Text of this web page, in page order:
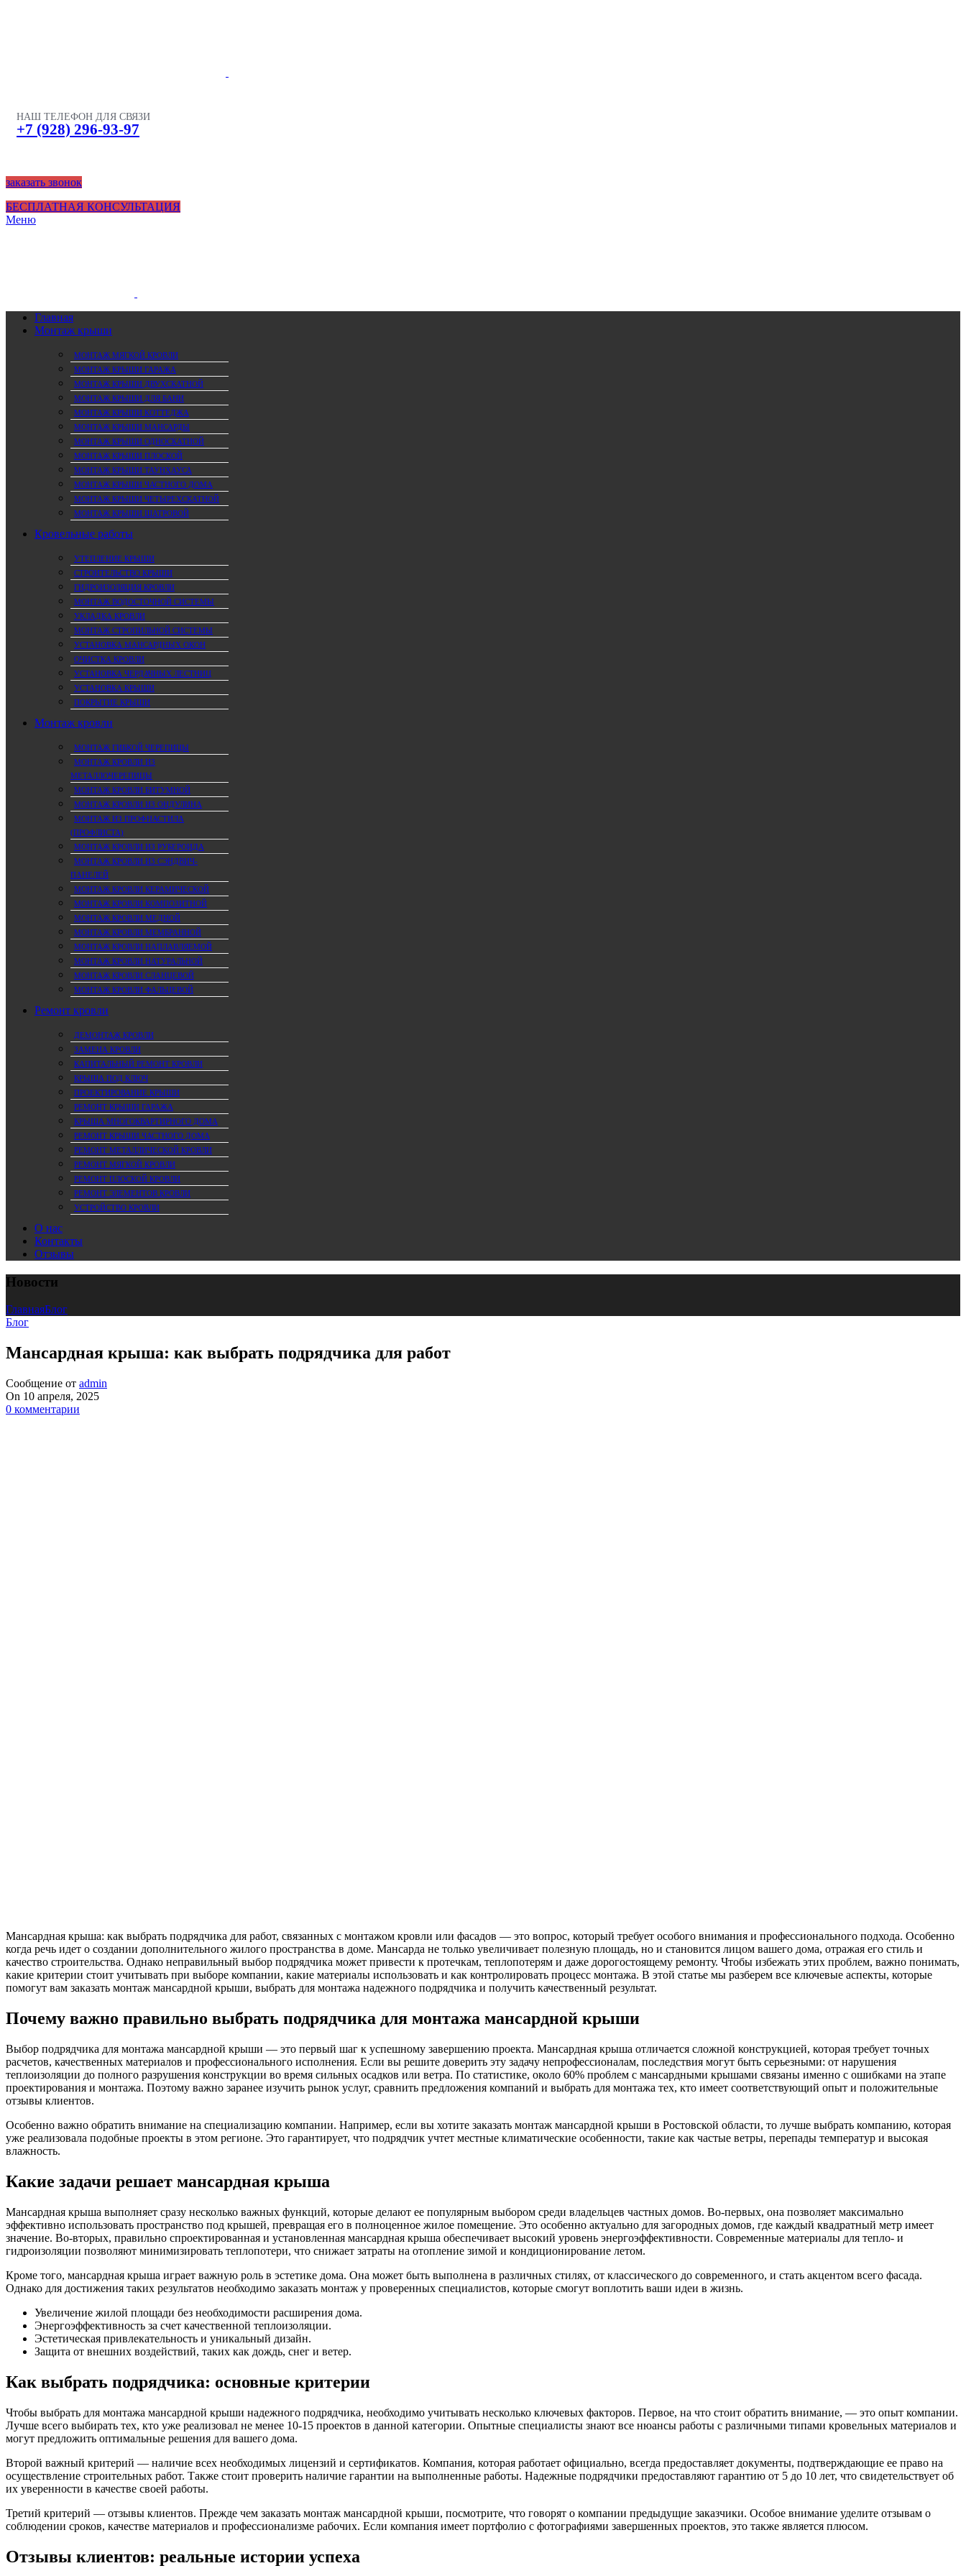
НАШ ТЕЛЕФОН ДЛЯ СВЯЗИ
+7 (928) 296-93-97
заказать звонок
БЕСПЛАТНАЯ КОНСУЛЬТАЦИЯ
Меню
Главная
Монтаж крыши
МОНТАЖ МЯГКОЙ КРОВЛИ
МОНТАЖ КРЫШИ ГАРАЖА
МОНТАЖ КРЫШИ ДВУХСКАТНОЙ
МОНТАЖ КРЫШИ ДЛЯ БАНИ
МОНТАЖ КРЫШИ КОТТЕДЖА
МОНТАЖ КРЫШИ МАНСАРДЫ
МОНТАЖ КРЫШИ ОДНОСКАТНОЙ
МОНТАЖ КРЫШИ ПЛОСКОЙ
МОНТАЖ КРЫШИ ТАУНХАУСА
МОНТАЖ КРЫШИ ЧАСТНОГО ДОМА
МОНТАЖ КРЫШИ ЧЕТЫРЕХСКАТНОЙ
МОНТАЖ КРЫШИ ШАТРОВОЙ
Кровельные работы
УТЕПЛЕНИЕ КРЫШИ
СТРОИТЕЛЬСТВО КРЫШИ
ГИДРОИЗОЛЯЦИЯ КРОВЛИ
МОНТАЖ ВОДОСТОЧНОЙ СИСТЕМЫ
УКЛАДКА КРОВЛИ
МОНТАЖ СТРОПИЛЬНОЙ СИСТЕМЫ
УСТАНОВКА МАНСАРДНЫХ ОКОН
ОЧИСТКА КРОВЛИ
УСТАНОВКА ЧЕРДАЧНЫХ ЛЕСТНИЦ
УСТАНОВКА КРЫШИ
ПОКРЫТИЕ КРЫШИ
Монтаж кровли
МОНТАЖ ГИБКОЙ ЧЕРЕПИЦЫ
МОНТАЖ КРОВЛИ ИЗ
МЕТАЛЛОЧЕРЕПИЦЫ
МОНТАЖ КРОВЛИ БИТУМНОЙ
МОНТАЖ КРОВЛИ ИЗ ОНДУЛИНА
МОНТАЖ ИЗ ПРОФНАСТИЛА
(ПРОФЛИСТА)
МОНТАЖ КРОВЛИ ИЗ РУБЕРОИДА
МОНТАЖ КРОВЛИ ИЗ СЭНДВИЧ-
ПАНЕЛЕЙ
МОНТАЖ КРОВЛИ КЕРАМИЧЕСКОЙ
МОНТАЖ КРОВЛИ КОМПОЗИТНОЙ
МОНТАЖ КРОВЛИ МЕДНОЙ
МОНТАЖ КРОВЛИ МЕМБРАННОЙ
МОНТАЖ КРОВЛИ НАПЛАВЛЯЕМОЙ
МОНТАЖ КРОВЛИ НАТУРАЛЬНОЙ
МОНТАЖ КРОВЛИ СЛАНЦЕВОЙ
МОНТАЖ КРОВЛИ ФАЛЬЦЕВОЙ
Ремонт кровли
ДЕМОНТАЖ КРОВЛИ
ЗАМЕНА КРОВЛИ
КАПИТАЛЬНЫЙ РЕМОНТ КРОВЛИ
КРЫША ПОД КЛЮЧ
ПРОЕКТИРОВАНИЕ КРЫШИ
РЕМОНТ КРЫШИ ГАРАЖА
КРЫША МНОГОКВАРТИРНОГО ДОМА
РЕМОНТ КРЫШИ ЧАСТНОГО ДОМА
РЕМОНТ МЕТАЛЛИЧЕСКОЙ КРОВЛИ
РЕМОНТ МЯГКОЙ КРОВЛИ
РЕМОНТ ПЛОСКОЙ КРОВЛИ
РЕМОНТ ЭЛЕМЕНТОВ КРОВЛИ
УСТРОЙСТВО КРОВЛИ
О нас
Контакты
Отзывы
Новости
ГлавнаяБлог
Блог
Мансардная крыша: как выбрать подрядчика для работ
Сообщение от admin
On 10 апреля, 2025
0 комментарии
Мансардная крыша: как выбрать подрядчика для работ, связанных с монтажом кровли или фасадов — это вопрос, который требует особого внимания и профессионального подхода. Особенно
когда речь идет о создании дополнительного жилого пространства в доме. Мансарда не только увеличивает полезную площадь, но и становится лицом вашего дома, отражая его стиль и
качество строительства. Однако неправильный выбор подрядчика может привести к протечкам, теплопотерям и даже дорогостоящему ремонту. Чтобы избежать этих проблем, важно понимать,
какие критерии стоит учитывать при выборе компании, какие материалы использовать и как контролировать процесс монтажа. В этой статье мы разберем все ключевые аспекты, которые
помогут вам заказать монтаж мансардной крыши, выбрать для монтажа надежного подрядчика и получить качественный результат.
Почему важно правильно выбрать подрядчика для монтажа мансардной крыши
Выбор подрядчика для монтажа мансардной крыши — это первый шаг к успешному завершению проекта. Мансардная крыша отличается сложной конструкцией, которая требует точных
расчетов, качественных материалов и профессионального исполнения. Если вы решите доверить эту задачу непрофессионалам, последствия могут быть серьезными: от нарушения
теплоизоляции до полного разрушения конструкции во время сильных осадков или ветра. По статистике, около 60% проблем с мансардными крышами связаны именно с ошибками на этапе
проектирования и монтажа. Поэтому важно заранее изучить рынок услуг, сравнить предложения компаний и выбрать для монтажа тех, кто имеет соответствующий опыт и положительные
отзывы клиентов.
Особенно важно обратить внимание на специализацию компании. Например, если вы хотите заказать монтаж мансардной крыши в Ростовской области, то лучше выбрать компанию, которая
уже реализовала подобные проекты в этом регионе. Это гарантирует, что подрядчик учтет местные климатические особенности, такие как частые ветры, перепады температур и высокая
влажность.
Какие задачи решает мансардная крыша
Мансардная крыша выполняет сразу несколько важных функций, которые делают ее популярным выбором среди владельцев частных домов. Во-первых, она позволяет максимально
эффективно использовать пространство под крышей, превращая его в полноценное жилое помещение. Это особенно актуально для загородных домов, где каждый квадратный метр имеет
значение. Во-вторых, правильно спроектированная и установленная мансардная крыша обеспечивает высокий уровень энергоэффективности. Современные материалы для тепло- и
гидроизоляции позволяют минимизировать теплопотери, что снижает затраты на отопление зимой и кондиционирование летом.
Кроме того, мансардная крыша играет важную роль в эстетике дома. Она может быть выполнена в различных стилях, от классического до современного, и стать акцентом всего фасада.
Однако для достижения таких результатов необходимо заказать монтаж у проверенных специалистов, которые смогут воплотить ваши идеи в жизнь.
Увеличение жилой площади без необходимости расширения дома.
Энергоэффективность за счет качественной теплоизоляции.
Эстетическая привлекательность и уникальный дизайн.
Защита от внешних воздействий, таких как дождь, снег и ветер.
Как выбрать подрядчика: основные критерии
Чтобы выбрать для монтажа мансардной крыши надежного подрядчика, необходимо учитывать несколько ключевых факторов. Первое, на что стоит обратить внимание, — это опыт компании.
Лучше всего выбирать тех, кто уже реализовал не менее 10-15 проектов в данной категории. Опытные специалисты знают все нюансы работы с различными типами кровельных материалов и
могут предложить оптимальные решения для вашего дома.
Второй важный критерий — наличие всех необходимых лицензий и сертификатов. Компания, которая работает официально, всегда предоставляет документы, подтверждающие ее право на
осуществление строительных работ. Также стоит проверить наличие гарантии на выполненные работы. Надежные подрядчики предоставляют гарантию от 5 до 10 лет, что свидетельствует об
их уверенности в качестве своей работы.
Третий критерий — отзывы клиентов. Прежде чем заказать монтаж мансардной крыши, посмотрите, что говорят о компании предыдущие заказчики. Особое внимание уделите отзывам о
соблюдении сроков, качестве материалов и профессионализме рабочих. Если компания имеет портфолио с фотографиями завершенных проектов, это также является плюсом.
Отзывы клиентов: реальные истории успеха